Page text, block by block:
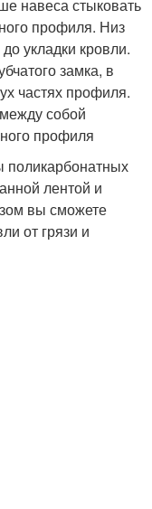
навеса стыковать
профиля. Низ
укладки кровли.
замка, в
частях профиля.
собой
профиля
поликарбонатных
лентой и
вы сможете
от грязи и